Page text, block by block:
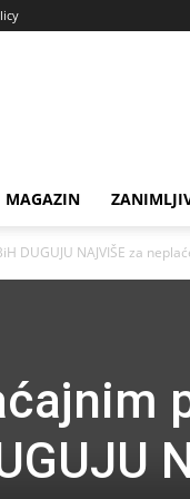
MAGAZIN
DUGUJU NAJVIŠE za